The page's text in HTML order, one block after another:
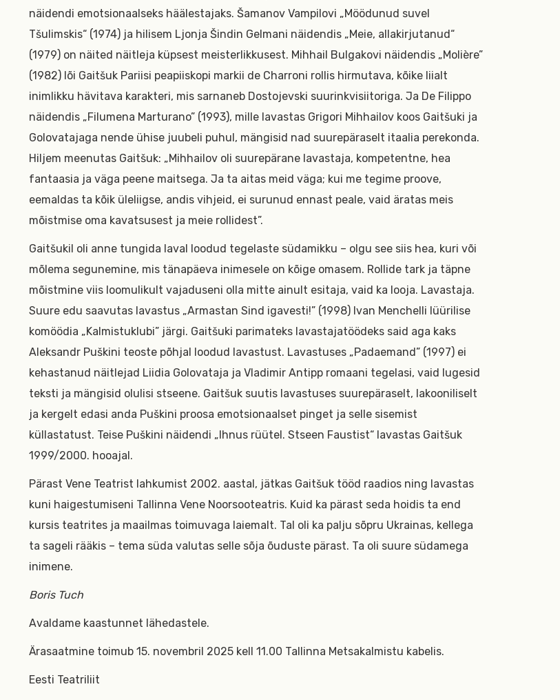
näidendi emotsionaalseks häälestajaks. Šamanov Vampilovi „Möödunud suvel
Tšulimskis“ (1974) ja hilisem Ljonja Šindin Gelmani näidendis „Meie, allakirjutanud“
(1979) on näited näitleja küpsest meisterlikkusest. Mihhail Bulgakovi näidendis „Molière”
(1982) lõi Gaitšuk Pariisi peapiiskopi markii de Charroni rollis hirmutava, kõike liialt
inimlikku hävitava karakteri, mis sarnaneb Dostojevski suurinkvisiitoriga. Ja De Filippo
näidendis „Filumena Marturano” (1993), mille lavastas Grigori Mihhailov koos Gaitšuki ja
Golovatajaga nende ühise juubeli puhul, mängisid nad suurepäraselt itaalia perekonda.
Hiljem meenutas Gaitšuk: „Mihhailov oli suurepärane lavastaja, kompetentne, hea
fantaasia ja väga peene maitsega. Ja ta aitas meid väga; kui me tegime proove,
eemaldas ta kõik üleliigse, andis vihjeid, ei surunud ennast peale, vaid äratas meis
mõistmise oma kavatsusest ja meie rollidest”.
Gaitšukil oli anne tungida laval loodud tegelaste südamikku – olgu see siis hea, kuri või
mõlema segunemine, mis tänapäeva inimesele on kõige omasem. Rollide tark ja täpne
mõistmine viis loomulikult vajaduseni olla mitte ainult esitaja, vaid ka looja. Lavastaja.
Suure edu saavutas lavastus „Armastan Sind igavesti!” (1998) Ivan Menchelli lüürilise
komöödia „Kalmistuklubi” järgi. Gaitšuki parimateks lavastajatöödeks said aga kaks
Aleksandr Puškini teoste põhjal loodud lavastust. Lavastuses „Padaemand” (1997) ei
kehastanud näitlejad Liidia Golovataja ja Vladimir Antipp romaani tegelasi, vaid lugesid
teksti ja mängisid olulisi stseene. Gaitšuk suutis lavastuses suurepäraselt, lakooniliselt
ja kergelt edasi anda Puškini proosa emotsionaalset pinget ja selle sisemist
küllastatust. Teise Puškini näidendi „Ihnus rüütel. Stseen Faustist“ lavastas Gaitšuk
1999/2000. hooajal.
Pärast Vene Teatrist lahkumist 2002. aastal, jätkas Gaitšuk tööd raadios ning lavastas
kuni haigestumiseni Tallinna Vene Noorsooteatris. Kuid ka pärast seda hoidis ta end
kursis teatrites ja maailmas toimuvaga laiemalt. Tal oli ka palju sõpru Ukrainas, kellega
ta sageli rääkis – tema süda valutas selle sõja õuduste pärast. Ta oli suure südamega
inimene.
Boris Tuch
Avaldame kaastunnet lähedastele.
Ärasaatmine toimub 15. novembril 2025 kell 11.00 Tallinna Metsakalmistu kabelis.
Eesti Teatriliit